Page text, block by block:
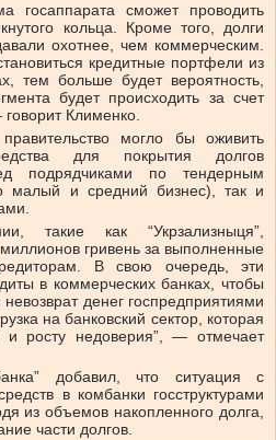
госаппарата сможет проводить
кольца. Кроме того, долги
охотнее, чем коммерческим.
кредитные портфели из
тем больше будет вероятность,
будет происходить за счет
Клименко.
могло бы оживить
для покрытия долгов
подрядчиками по тендерным
малый и средний бизнес), так и
такие как “Укрзализныця”,
гривень за выполненные
В свою очередь, эти
в коммерческих банках, чтобы
денег госпредприятиями
на банковский сектор, которая
и росту недоверия”, — отмечает
добавил, что ситуация с
в комбанки госструктурами
из объемов накопленного долга,
части долгов.